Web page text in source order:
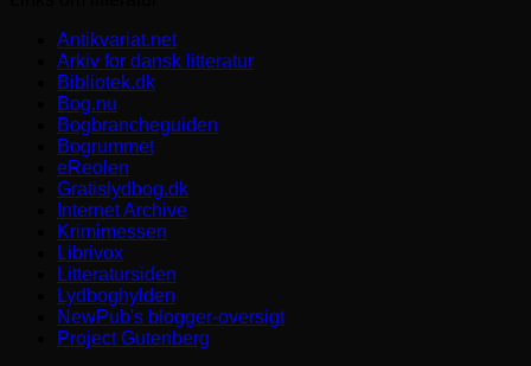
Antikvariat.net
Arkiv for dansk litteratur
Bibliotek.dk
Bog.nu
Bogbrancheguiden
Bogrummet
eReolen
Gratislydbog.dk
Internet Archive
Krimimessen
Librivox
Litteratursiden
Lydboghylden
NewPub's blogger-oversigt
Project Gutenberg